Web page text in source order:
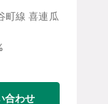
町線 喜連瓜
合わせ